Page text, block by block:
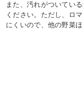
また、汚れがついてい
ください。ただし、ロ
にくいので、他の野菜